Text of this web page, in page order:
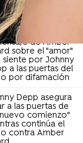
Depp:
sería
de Amber
sobre el "amor"
siente por Johnny
a las puertas del
por difamación
Depp asegura
a las puertas de
comienzo"
continúa el
contra Amber